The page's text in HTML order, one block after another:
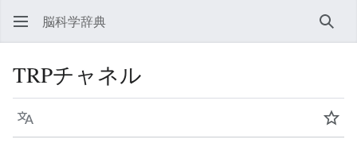
脳科学辞典 検索
TRPチャネル
言語 ウ